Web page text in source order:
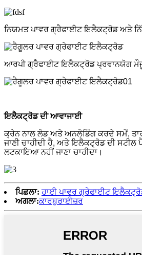
ਨਿਯਮਤ ਪਾਵਰ ਗ੍ਰੈਫਾਈਟ ਇਲੈਕਟ੍ਰੋਡ ਅਤੇ
ਆਰਪੀ ਗ੍ਰੈਫਾਈਟ ਇਲੈਕਟ੍ਰੋਡ ਪ੍ਰਵਾਨਯੋਗ
ਇਲੈਕਟ੍ਰੋਡ ਦੀ ਆਵਾਜਾਈ
ਕ੍ਰੇਨ ਨਾਲ ਲੋਡ ਅਤੇ ਅਨਲੋਡਿੰਗ ਕਰਦੇ ਸਮੇਂ, ਤਾਰ
ਜਾਣੀ ਚਾਹੀਦੀ ਹੈ, ਅਤੇ ਇਲੈਕਟ੍ਰੋਡ ਦੀ ਸਟੀਲ
ਲਟਕਾਇਆ ਨਹੀਂ ਜਾਣਾ ਚਾਹੀਦਾ।
ਪਿਛਲਾ: ਹਾਈ ਪਾਵਰ ਗ੍ਰੇਫਾਈਟ
ਅਗਲਾ:ਕਾਰਬੁਰਾਈਜ਼ਰ